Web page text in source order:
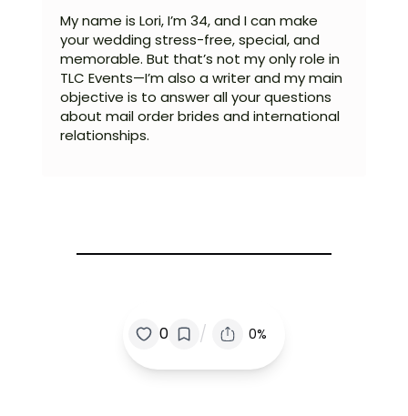
My name is Lori, I’m 34, and I can make
your wedding stress-free, special, and
memorable. But that’s not my only role in
TLC Events—I’m also a writer and my main
objective is to answer all your questions
about mail order brides and international
relationships.
0 / 0%